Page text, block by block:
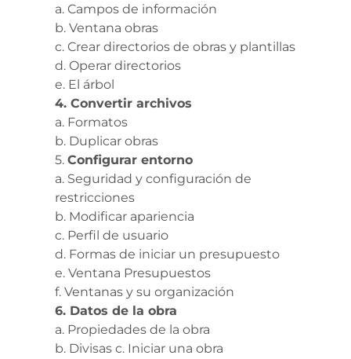
a. Campos de información
b. Ventana obras
c. Crear directorios de obras y plantillas
d. Operar directorios
e. El árbol
4. Convertir archivos
a. Formatos
b. Duplicar obras
5. Configurar entorno
a. Seguridad y configuración de
restricciones
b. Modificar apariencia
c. Perfil de usuario
d. Formas de iniciar un presupuesto
e. Ventana Presupuestos
f. Ventanas y su organización
6. Datos de la obra
a. Propiedades de la obra
b. Divisas c. Iniciar una obra